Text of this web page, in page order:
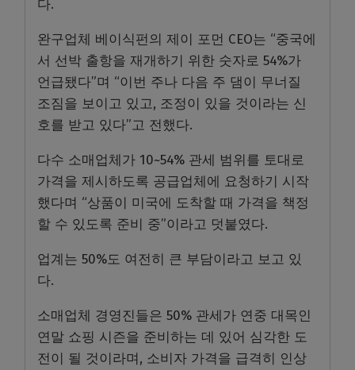
다.
완구업체 베이식펀의 제이 포먼 CEO는 “중국에
서 선박 출항을 재개하기 위한 숫자로 54%가
언급됐다”며 “이번 주나 다음 주 댐이 무너질
조짐을 보이고 있고, 조정이 있을 것이라는 신
호를 받고 있다”고 전했다.
다수 소매업체가 10~54% 관세 범위를 토대로
가격을 제시하도록 공급업체에 요청하기 시작
했다며 “상품이 미국에 도착할 때 가격을 책정
할 수 있도록 준비 중”이라고 덧붙였다.
업계는 50%도 여전히 큰 부담이라고 보고 있
다.
소매업체 경영진들은 50% 관세가 연중 대목인
연말 쇼핑 시즌을 준비하는 데 있어 심각한 도
전이 될 것이라며, 소비자 가격을 급격히 인상